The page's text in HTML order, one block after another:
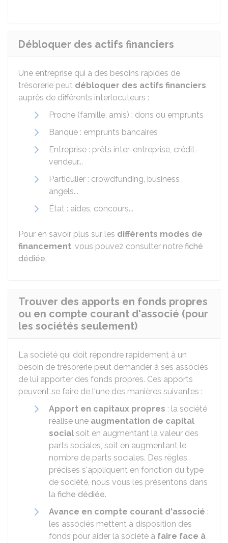
Débloquer des actifs financiers
Une entreprise qui a des besoins rapides de
trésorerie peut débloquer des actifs financiers
auprès de différents interlocuteurs :
Proche (famille, amis) : dons ou emprunts
Banque : emprunts bancaires
Entreprise : prêts inter-entreprise, crédit-
vendeur...
Particulier : crowdfunding, business
angels...
État : aides, concours...
Pour en savoir plus sur les différents modes de
financement, vous pouvez consulter notre fiché
dédiée.
Trouver des apports en fonds propres
ou en compte courant d'associé (pour
les sociétés seulement)
La société qui doit répondre rapidement à un
besoin de trésorerie peut demander à ses associés
de lui apporter des fonds propres. Ces apports
peuvent se faire de l'une des manières suivantes :
Apport en capitaux propres : la société
réalise une augmentation de capital
social soit en augmentant la valeur des
parts sociales, soit en augmentant le
nombre de parts sociales. Des règles
précises s'appliquent en fonction du type
de société, nous vous les présentons dans
la fiche dédiée.
Avance en compte courant d'associé :
les associés mettent à disposition des
fonds pour aider la société à faire face à